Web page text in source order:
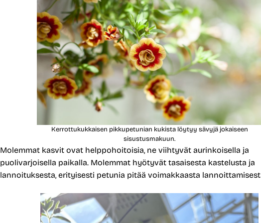
Kerrottukukkaisen pikkupetunian kukista löytyy sävyjä jokaiseen
sisustusmakuun.
Molemmat kasvit ovat helppohoitoisia, ne viihtyvät aurinkoisella ja
puolivarjoisella paikalla. Molemmat hyötyvät tasaisesta kastelusta ja
lannoituksesta, erityisesti petunia pitää voimakkaasta